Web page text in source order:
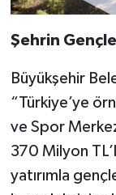
Şehrin
Büyükşehir
“Türkiye’ye
ve Spor
370 Milyon
yatırımla